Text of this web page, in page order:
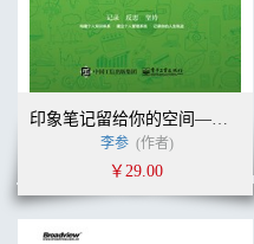
印象笔记留给你的空间——Evernote伴你成长（双色）
李参 (作者)
￥29.00